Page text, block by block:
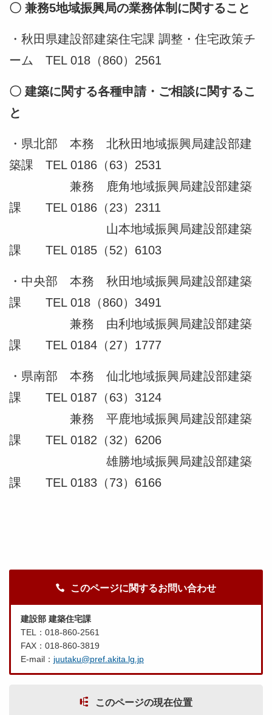
〇 兼務5地域振興局の業務体制に関すること
・秋田県建設部建築住宅課 調整・住宅政策チ
ーム TEL 018（860）2561
〇 建築に関する各種申請・ご相談に関するこ
と
・県北部 本務 北秋田地域振興局建設部建
築課 TEL 0186（63）2531
兼務 鹿角地域振興局建設部建築
課 TEL 0186（23）2311
山本地域振興局建設部建築
課 TEL 0185（52）6103
・中央部 本務 秋田地域振興局建設部建築
課 TEL 018（860）3491
兼務 由利地域振興局建設部建築
課 TEL 0184（27）1777
・県南部 本務 仙北地域振興局建設部建築
課 TEL 0187（63）3124
兼務 平鹿地域振興局建設部建築
課 TEL 0182（32）6206
雄勝地域振興局建設部建築
課 TEL 0183（73）6166
このページに関するお問い合わせ
建設部 建築住宅課
TEL：018-860-2561
FAX：018-860-3819
E-mail： juutaku@pref.akita.lg.jp
このページの現在位置